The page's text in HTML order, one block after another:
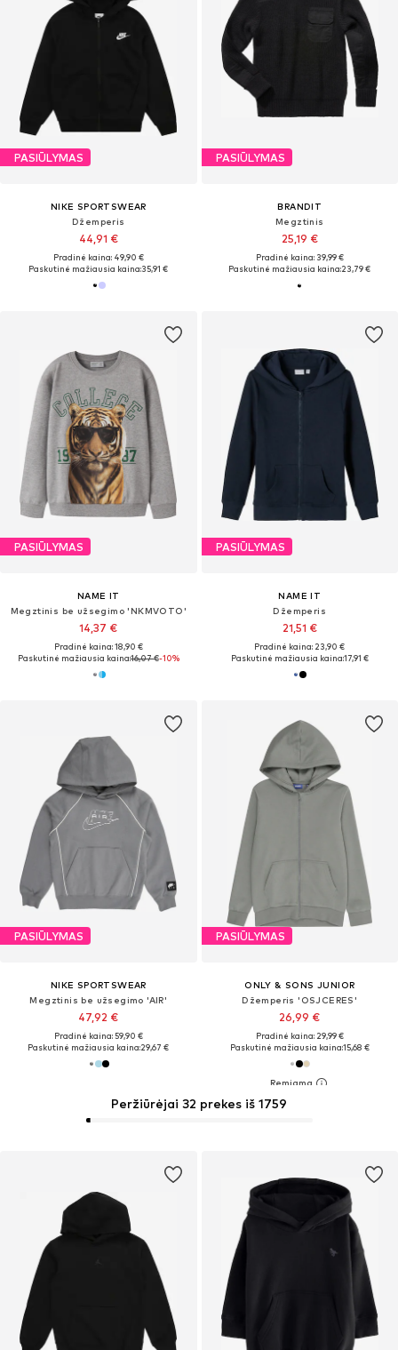
PASIŪLYMAS
NIKE SPORTSWEAR
Džemperis
44,91 €
Pradinė kaina: 49,90 €
Paskutinė mažiausia kaina:35,91 €
PASIŪLYMAS
BRANDIT
Megztinis
25,19 €
Pradinė kaina: 39,99 €
Paskutinė mažiausia kaina:23,79 €
PASIŪLYMAS
NAME IT
Megztinis be užsegimo 'NKMVOTO'
14,37 €
Pradinė kaina: 18,90 €
Paskutinė mažiausia kaina:16,07 €-10%
PASIŪLYMAS
NAME IT
Džemperis
21,51 €
Pradinė kaina: 23,90 €
Paskutinė mažiausia kaina:17,91 €
PASIŪLYMAS
NIKE SPORTSWEAR
Megztinis be užsegimo 'AIR'
47,92 €
Pradinė kaina: 59,90 €
Paskutinė mažiausia kaina:29,67 €
PASIŪLYMAS
ONLY & SONS JUNIOR
Džemperis 'OSJCERES'
26,99 €
Pradinė kaina: 29,99 €
Paskutinė mažiausia kaina:15,68 €
Peržiūrėjai 32 prekes iš 1759